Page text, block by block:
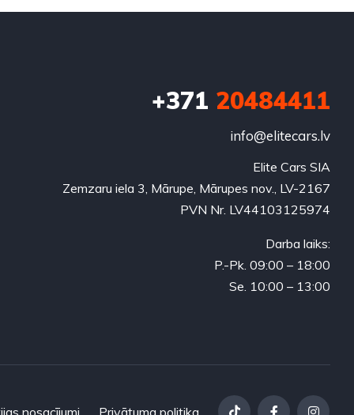
+371 20484411
info@elitecars.lv
Elite Cars SIA
Zemzaru iela 3, Mārupe, Mārupes nov., LV-2167
PVN Nr. LV44103125974
Darba laiks:
P.-Pk. 09:00 – 18:00
Se. 10:00 – 13:00
nosacījumi Privātuma politika